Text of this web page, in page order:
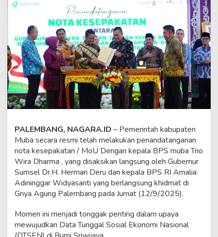
u
n
a
b
a
t
B
u
t
M
u
b
a
B
e
h
a
i
l
T
PALEMBANG, NAGARA.ID – Pemerintah kabupaten
Muba secara resmi telah melakukan penandatanganan
nota kesepakatan / MoU Dengan kepala BPS muba Trio
Wira Dharma , yang disaksikan langsung oleh Gubernur
Sumsel Dr.H. Herman Deru dan kepala BPS RI Amalia
Adininggar Widyasanti yang berlangsung khidmat di
Griya Agung Palembang pada Jumat (12/9/2025).
Momen ini menjadi tonggak penting dalam upaya
mewujudkan Data Tunggal Sosial Ekonomi Nasional